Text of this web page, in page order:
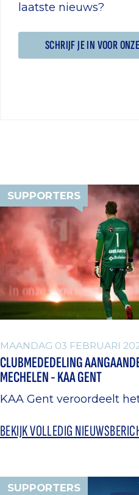
laatste nieuws?
SCHRIJF JE IN VOOR
SUPPORTERS
MAANDAG 03 FEBRUARI
CLUBMEDEDELING
MECHELEN - KAA GENT
KAA Gent veroordeelt
BEKIJK VOLLEDIG
SUPPORTERS